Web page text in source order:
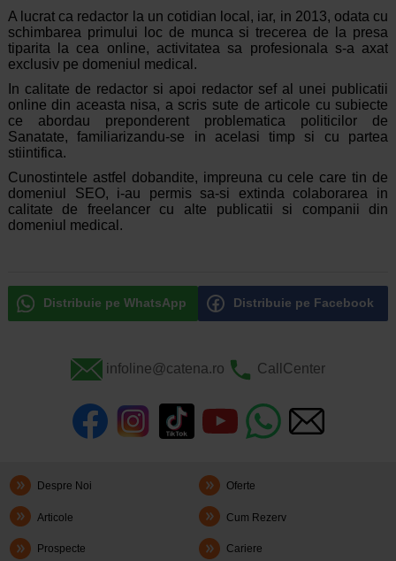
A lucrat ca redactor la un cotidian local, iar, in 2013, odata cu
schimbarea primului loc de munca si trecerea de la presa
tiparita la cea online, activitatea sa profesionala s-a axat
exclusiv pe domeniul medical.
In calitate de redactor si apoi redactor sef al unei publicatii
online din aceasta nisa, a scris sute de articole cu subiecte
ce abordau preponderent problematica politicilor de
Sanatate, familiarizandu-se in acelasi timp si cu partea
stiintifica.
Cunostintele astfel dobandite, impreuna cu cele care tin de
domeniul SEO, i-au permis sa-si extinda colaborarea in
calitate de freelancer cu alte publicatii si companii din
domeniul medical.
Distribuie pe WhatsApp Distribuie pe Facebook
infoline@catena.ro CallCenter
Despre Noi Oferte
Articole Cum Rezerv
Prospecte Cariere